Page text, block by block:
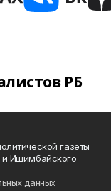
РБ
газеты
Ишимбайского
данных